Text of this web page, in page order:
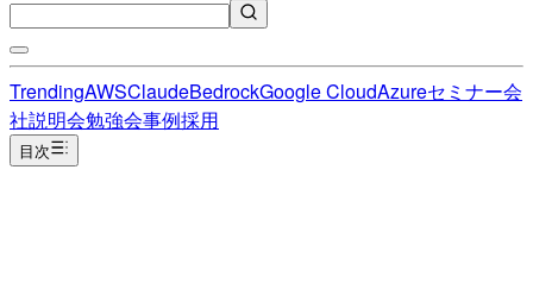
TrendingAWSClaudeBedrockGoogle CloudAzureセミナー会
社説明会勉強会事例採用
目次